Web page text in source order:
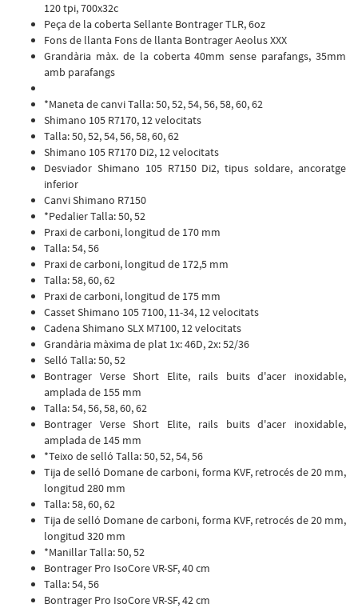
120 tpi, 700x32c
Peça de la coberta Sellante Bontrager TLR, 6oz
Fons de llanta Fons de llanta Bontrager Aeolus XXX
Grandària màx. de la coberta 40mm sense parafangs, 35mm
amb parafangs
*Maneta de canvi Talla: 50, 52, 54, 56, 58, 60, 62
Shimano 105 R7170, 12 velocitats
Talla: 50, 52, 54, 56, 58, 60, 62
Shimano 105 R7170 Di2, 12 velocitats
Desviador Shimano 105 R7150 Di2, tipus soldare, ancoratge
inferior
Canvi Shimano R7150
*Pedalier Talla: 50, 52
Praxi de carboni, longitud de 170 mm
Talla: 54, 56
Praxi de carboni, longitud de 172,5 mm
Talla: 58, 60, 62
Praxi de carboni, longitud de 175 mm
Casset Shimano 105 7100, 11-34, 12 velocitats
Cadena Shimano SLX M7100, 12 velocitats
Grandària màxima de plat 1x: 46D, 2x: 52/36
Selló Talla: 50, 52
Bontrager Verse Short Elite, rails buits d'acer inoxidable,
amplada de 155 mm
Talla: 54, 56, 58, 60, 62
Bontrager Verse Short Elite, rails buits d'acer inoxidable,
amplada de 145 mm
*Teixo de selló Talla: 50, 52, 54, 56
Tija de selló Domane de carboni, forma KVF, retrocés de 20 mm,
longitud 280 mm
Talla: 58, 60, 62
Tija de selló Domane de carboni, forma KVF, retrocés de 20 mm,
longitud 320 mm
*Manillar Talla: 50, 52
Bontrager Pro IsoCore VR-SF, 40 cm
Talla: 54, 56
Bontrager Pro IsoCore VR-SF, 42 cm